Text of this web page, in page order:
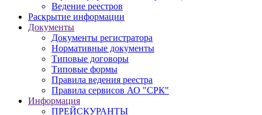
Ведение реестров
Раскрытие информации
Документы
Документы регистратора
Нормативные документы
Типовые договоры
Типовые формы
Правила ведения реестра
Правила сервисов АО "СРК"
Информация
ПРЕЙСКУРАНТЫ